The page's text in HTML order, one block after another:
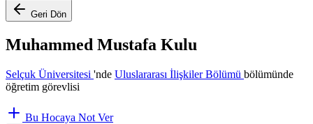
Geri Dön
Muhammed Mustafa Kulu
Selçuk Üniversitesi 'nde Uluslararası İlişkiler Bölümü bölümünde
öğretim görevlisi
Bu Hocaya Not Ver